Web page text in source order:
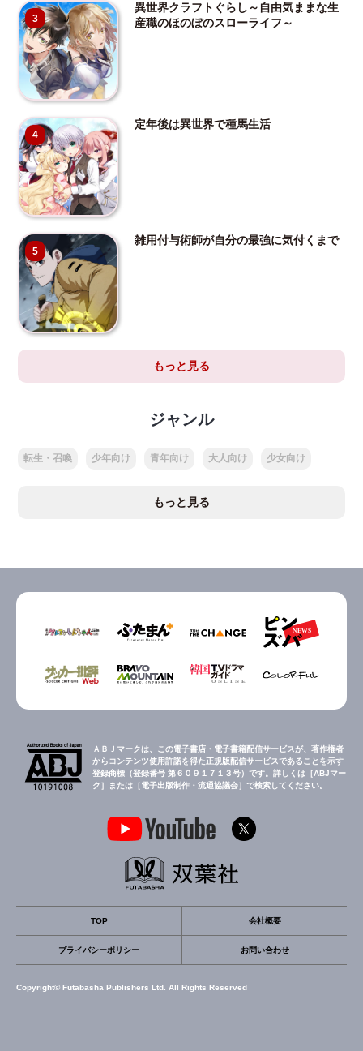
3
異世界クラフトぐらし～自由気ままな生
産職のほのぼのスローライフ～
4
定年後は異世界で種馬生活
5
雑用付与術師が自分の最強に気付くまで
もっと見る
ジャンル
転生・召喚 少年向け 青年向け 大人向け 少女向け
もっと見る
ＡＢＪマークは、この電子書店・電子書籍配信サービスが、著作権者
からコンテンツ使用許諾を得た正規版配信サービスであることを示す
登録商標（登録番号 第６０９１７１３号）です。詳しくは［ABJマー
ク］または［電子出版制作・流通協議会］で検索してください。
TOP 会社概要
プライバシーポリシー お問い合わせ
Copyright© Futabasha Publishers Ltd. All Rights Reserved